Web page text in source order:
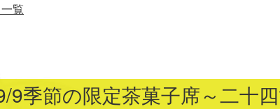
覧
9季節の限定茶菓子席～二十